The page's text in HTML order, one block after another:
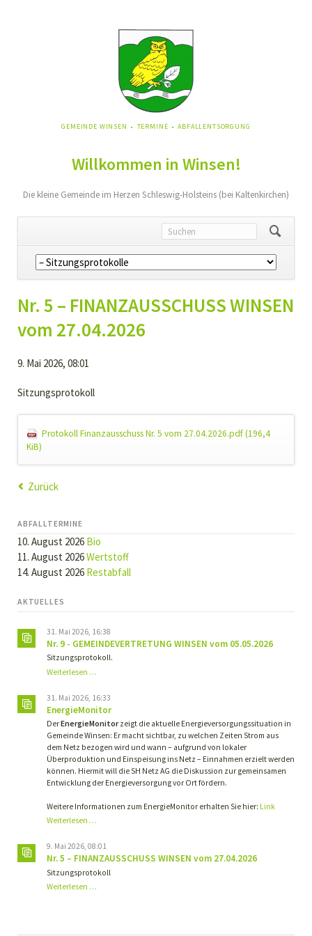
NAVIGATION
GEMEINDE WINSEN TERMINE ABFALLENTSORGUNG
Willkommen in Winsen!
Die kleine Gemeinde im Herzen Schleswig-Holsteins (bei Kaltenkirchen)
Navigation
überspringen
Nr. 5 – FINANZAUSSCHUSS WINSEN
vom 27.04.2026
9. Mai 2026, 08:01
Sitzungsprotokoll
Protokoll Finanzausschuss Nr. 5 vom 27.04.2026.pdf(196,4
KiB)
Zurück
ABFALLTERMINE
10. August 2026 Bio
11. August 2026Wertstoff
14. August 2026 Restabfall
AKTUELLES
31. Mai 2026, 16:38
Nr. 9 - GEMEINDEVERTRETUNG WINSEN vom 05.05.2026
Sitzungsprotokoll.
Weiterlesen …
-
GEMEINDEVERTRETUNG
31. Mai 2026, 16:33
EnergieMonitor
DerEnergieMonitorzeigt die aktuelle Energieversorgungssituation in
Gemeinde Winsen: Er macht sichtbar, zu welchen Zeiten Strom aus
dem Netz bezogen wird und wann – aufgrund von lokaler
Überproduktion und Einspeisung ins Netz – Einnahmen erzielt werden
können. Hiermit will die SH Netz AG die Diskussion zur gemeinsamen
Entwicklung der Energieversorgung vor Ort fördern.
Weitere Informationen zum EnergieMonitor erhalten Sie hier: Link
Weiterlesen …
9. Mai 2026, 08:01
Nr. 5 – FINANZAUSSCHUSS WINSEN vom 27.04.2026
Sitzungsprotokoll
Weiterlesen …Nr.
WINSEN